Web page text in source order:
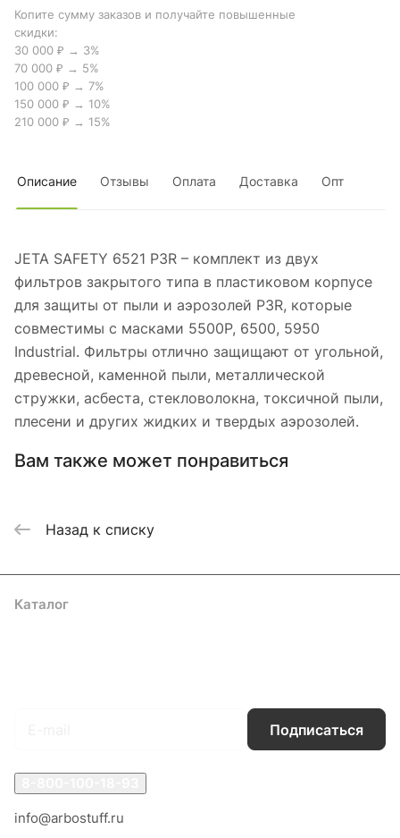
Копите сумму заказов и получайте повышенные
скидки:
30 000 ₽ → 3%
70 000 ₽ → 5%
100 000 ₽ → 7%
150 000 ₽ → 10%
210 000 ₽ → 15%
Описание Отзывы Оплата Доставка Опт
JETA SAFETY 6521 P3R – комплект из двух
фильтров закрытого типа в пластиковом корпусе
для защиты от пыли и аэрозолей P3R, которые
совместимы с масками 5500P, 6500, 5950
Industrial. Фильтры отлично защищают от угольной,
древесной, каменной пыли, металлической
стружки, асбеста, стекловолокна, токсичной пыли,
плесени и других жидких и твердых аэрозолей.
Вам также может понравиться
Назад к списку
Каталог
Подписаться
info@arbostuff.ru